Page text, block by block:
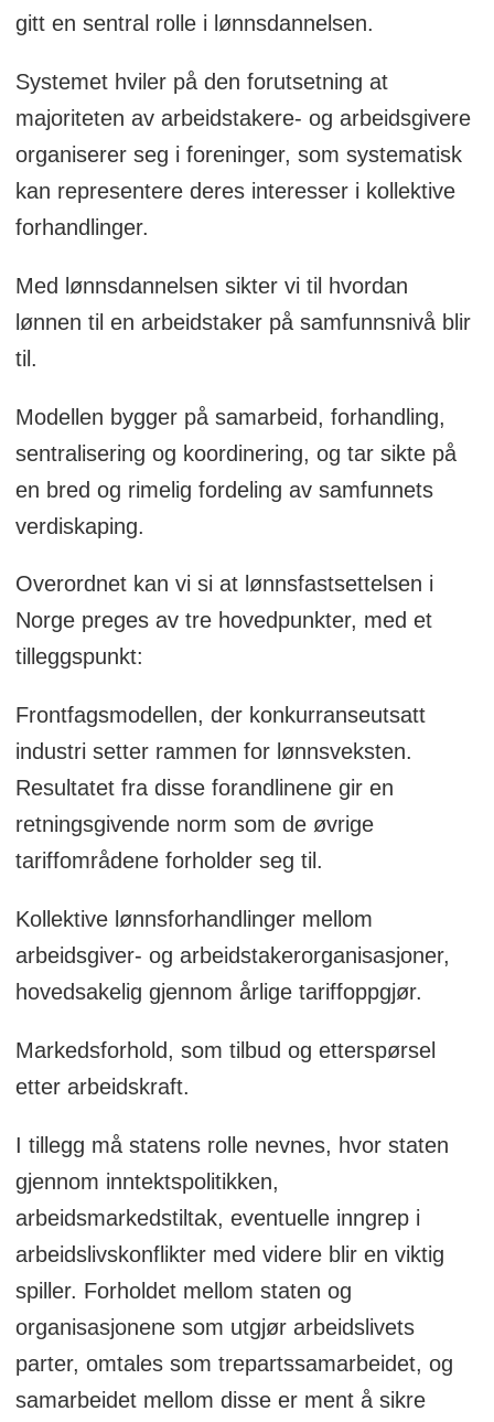
gitt en sentral rolle i lønnsdannelsen.
Systemet hviler på den forutsetning at
majoriteten av arbeidstakere- og arbeidsgivere
organiserer seg i foreninger, som systematisk
kan representere deres interesser i kollektive
forhandlinger.
Med lønnsdannelsen sikter vi til hvordan
lønnen til en arbeidstaker på samfunnsnivå blir
til.
Modellen bygger på samarbeid, forhandling,
sentralisering og koordinering, og tar sikte på
en bred og rimelig fordeling av samfunnets
verdiskaping.
Overordnet kan vi si at lønnsfastsettelsen i
Norge preges av tre hovedpunkter, med et
tilleggspunkt:
Frontfagsmodellen, der konkurranseutsatt
industri setter rammen for lønnsveksten.
Resultatet fra disse forandlinene gir en
retningsgivende norm som de øvrige
tariffområdene forholder seg til.
Kollektive lønnsforhandlinger mellom
arbeidsgiver- og arbeidstakerorganisasjoner,
hovedsakelig gjennom årlige tariffoppgjør.
Markedsforhold, som tilbud og etterspørsel
etter arbeidskraft.
I tillegg må statens rolle nevnes, hvor staten
gjennom inntektspolitikken,
arbeidsmarkedstiltak, eventuelle inngrep i
arbeidslivskonflikter med videre blir en viktig
spiller. Forholdet mellom staten og
organisasjonene som utgjør arbeidslivets
parter, omtales som trepartssamarbeidet, og
samarbeidet mellom disse er ment å sikre